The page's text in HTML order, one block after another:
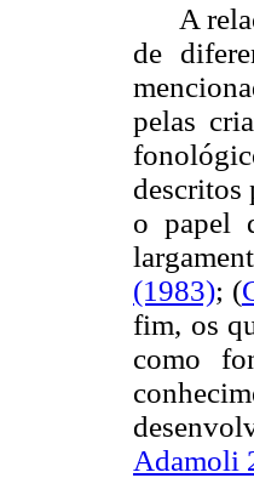
A
de
pelas
descritos
o papel
(1983); (
fim, os
como
Adamoli